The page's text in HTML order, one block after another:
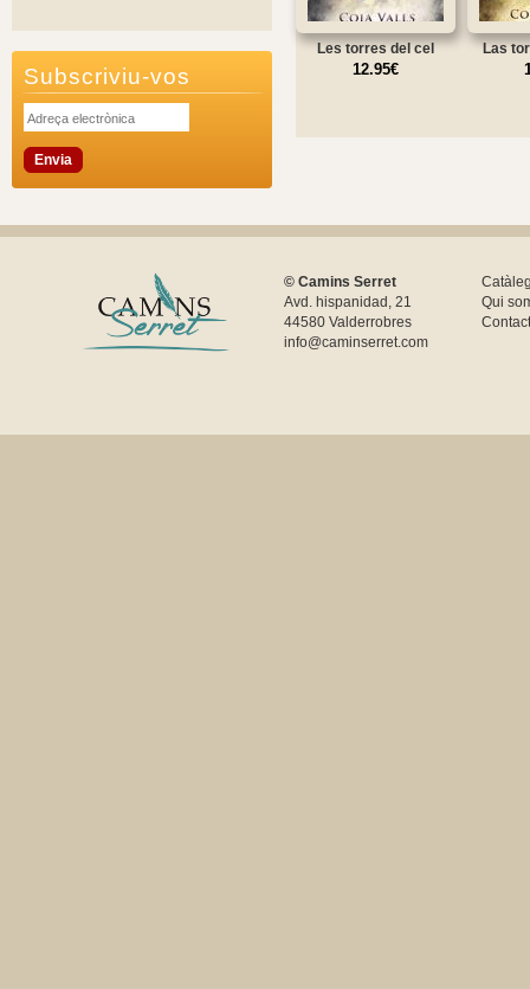
Subscriviu-vos
Les torres del cel
12.95€
Las
© Camins Serret
Avd. hispanidad, 21
44580 Valderrobres
info@caminserret.com
Qui